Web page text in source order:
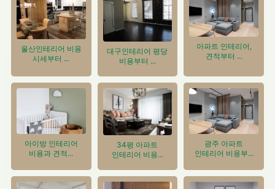
울산인테리어 비용
시세부터 ...
대구인테리어 평당
비용부터 ...
아파트 인테리어,
견적부터 ...
아이방 인테리어
비용과 견적...
34평 아파트
인테리어 비용...
광주 아파트
인테리어 비용부...